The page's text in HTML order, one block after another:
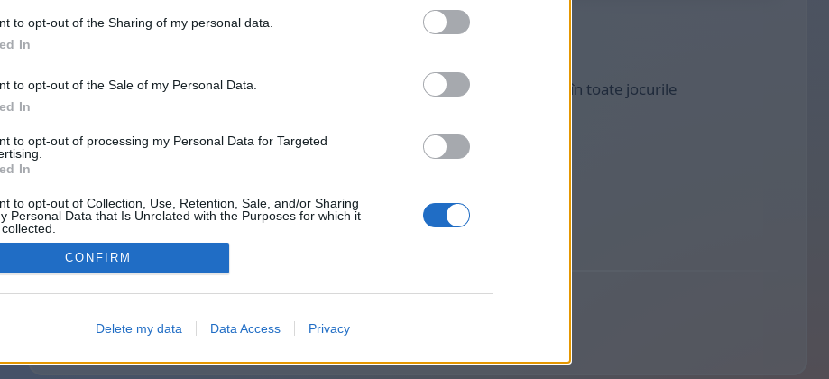
to opt-out of the Sharing of my personal data.
In
to opt-out of the Sale of my Personal Data.
In
to opt-out of processing my Personal Data for Targeted
In
to opt-out of Collection, Use, Retention, Sale, and/or Sharing
Personal Data that Is Unrelated with the Purposes for which it
Out
CONFIRM
Delete my data Data Access Privacy
Beneficiile contului Premium:
Insigna de statut Premium este afișată lângă pseudonimul jucătorului în toate jocurile
Statistici pentru jocurile multiplayer private
Solitare Mahjong exclusive pentru jucătorii Premium
Poți oricând să anulezi abonamentul sau să alegi un plan mai potrivit.